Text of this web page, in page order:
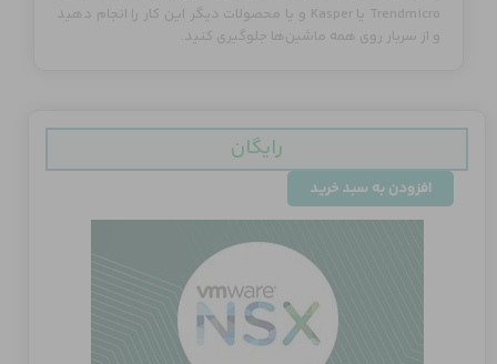
Trendmicro یا Kasper و یا محصولات دیگر این کار را انجام دهید
و از سربار روی همه ماشین‌ها جلوگیری کنید.
رایگان
Endpoint
Protection
افزودن به سبد خرید